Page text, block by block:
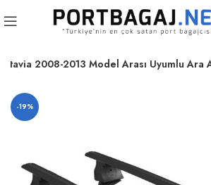
2008-2013 Model Arası Uyumlu Ara
-19%